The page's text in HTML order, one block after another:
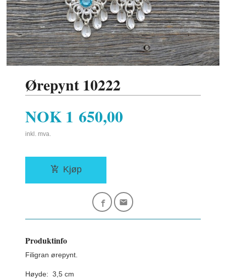
Ørepynt 10222
Pris
NOK1 650,00
inkl. mva.
Kjøp
Produktinfo
Filigran ørepynt.
Høyde: 3,5 cm